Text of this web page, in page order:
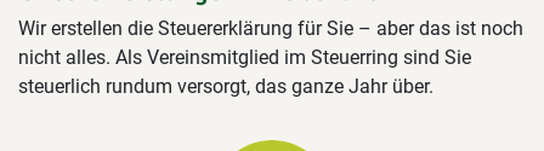
Wir erstellen die Steuererklärung für Sie – aber das ist noch
nicht alles. Als Vereinsmitglied im Steuerring sind Sie
steuerlich rundum versorgt, das ganze Jahr über.